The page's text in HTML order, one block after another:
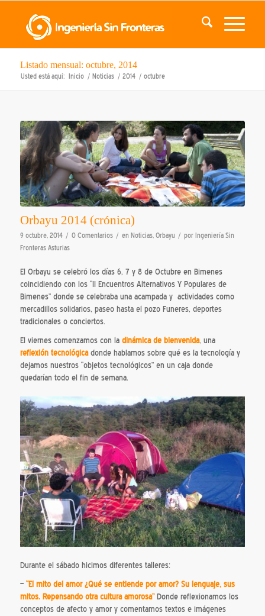
Listado mensual: octubre, 2014
Usted está aquí: Inicio / Noticias / 2014 / octubre
Orbayu 2014 (crónica)
9 octubre, 2014 / 0 Comentarios / en Noticias, Orbayu / por Ingeniería Sin
Fronteras Asturias
El Orbayu se celebró los días 6, 7 y 8 de Octubre en Bimenes
coincidiendo con los “II Encuentros Alternativos Y Populares de
Bimenes” donde se celebraba una acampada y actividades como
mercadillos solidarios, paseo hasta el pozo Funeres, deportes
tradicionales o conciertos.
El viernes comenzamos con la dinámica de bienvenida, una
reflexión tecnológica donde hablamos sobre qué es la tecnología y
dejamos nuestros “objetos tecnológicos” en un caja donde
quedarían todo el fin de semana.
Durante el sábado hicimos diferentes talleres:
– “El mito del amor ¿Qué se entiende por amor? Su lenguaje, sus
mitos. Repensando otra cultura amorosa”Donde reflexionamos los
conceptos de afecto y amor y comentamos textos e imágenes